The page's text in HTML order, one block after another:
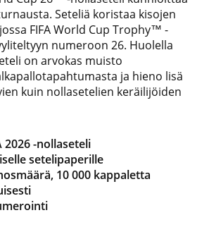
Seteliä koristaa kisojen
FIFA World Cup Trophy™ -
numeroon 26. Huolella
on arvokas muisto
ja hieno lisä
kuin nollasetelien keräilijöiden
2026 -nollaseteli
setelipaperille
10 000 kappaletta